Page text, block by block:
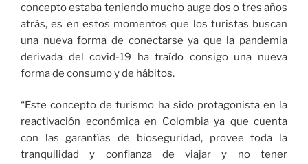
concepto estaba teniendo mucho auge dos o tres años
atrás, es en estos momentos que los turistas buscan
una nueva forma de conectarse ya que la pandemia
derivada del covid-19 ha traído consigo una nueva
forma de consumo y de hábitos.
“Este concepto de turismo ha sido protagonista en la
reactivación económica en Colombia ya que cuenta
con las garantías de bioseguridad, provee toda la
tranquilidad y confianza de viajar y no tener